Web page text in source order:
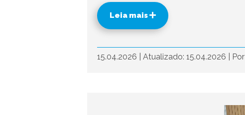
Leia mais
15.04.2026 Atualizado: 15.04.2026 Por